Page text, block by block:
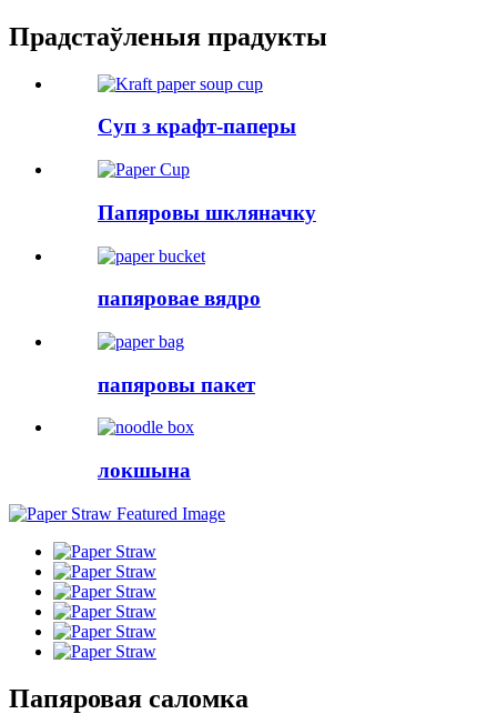
Прадстаўленыя прадукты
Суп з крафт-паперы
Папяровы шкляначку
папяровае вядро
папяровы пакет
локшына
Папяровая саломка